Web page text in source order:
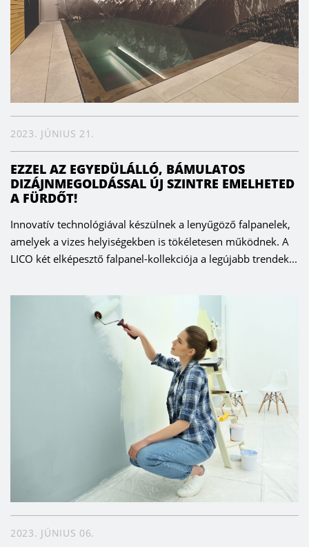
2023. JÚNIUS 21.
EZZEL AZ EGYEDÜLÁLLÓ, BÁMULATOS
DIZÁJNMEGOLDÁSSAL ÚJ SZINTRE EMELHETED
A FÜRDŐT!
Innovatív technológiával készülnek a lenyűgöző falpanelek,
amelyek a vizes helyiségekben is tökéletesen működnek. A
LICO két elképesztő falpanel-kollekciója a legújabb trendek...
2023. JÚNIUS 06.